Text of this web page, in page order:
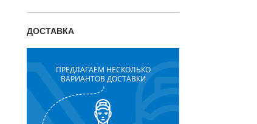
ДОСТАВКА
ПРЕДЛАГАЕМ НЕСКОЛЬКО
ВАРИАНТОВ ДОСТАВКИ